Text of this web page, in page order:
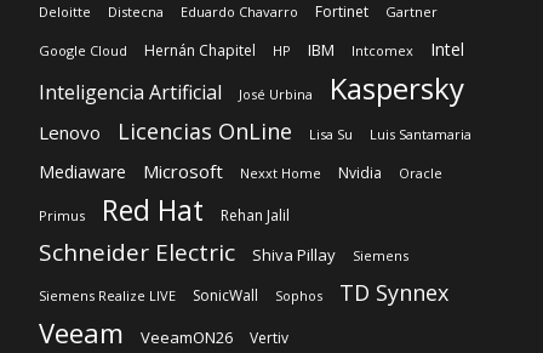
Deloitte Distecna Eduardo Chavarro Fortinet Gartner
Google Cloud Hernán Chapitel HP IBM Intcomex Intel
Inteligencia Artificial José Urbina Kaspersky
Lenovo Licencias OnLine Lisa Su Luis Santamaria
Mediaware Microsoft Nexxt Home Nvidia Oracle
Primus Red Hat Rehan Jalil
Schneider Electric Shiva Pillay Siemens
Siemens Realize LIVE SonicWall Sophos TD Synnex
Veeam VeeamON26 Vertiv